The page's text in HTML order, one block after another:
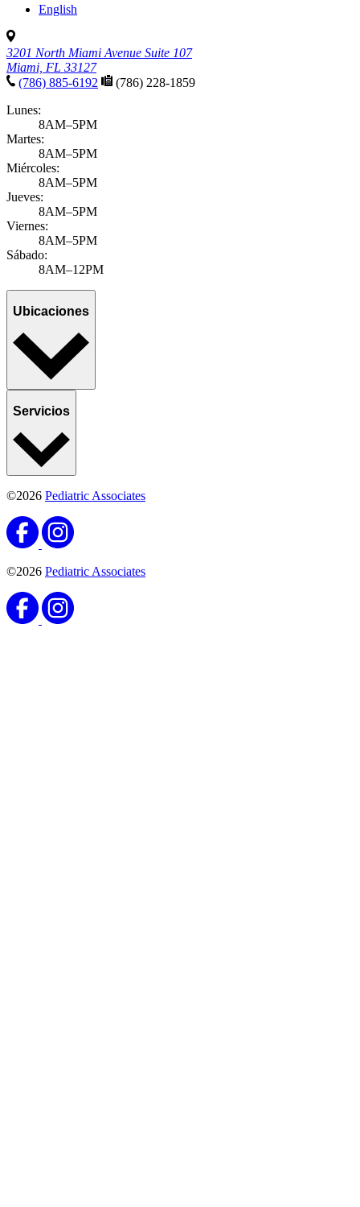
English
3201 North Miami Avenue Suite 107
Miami, FL 33127
(786) 885-6192
(786) 228-1859
Lunes:
8AM–5PM
Martes:
8AM–5PM
Miércoles:
8AM–5PM
Jueves:
8AM–5PM
Viernes:
8AM–5PM
Sábado:
8AM–12PM
Ubicaciones
Servicios
©2026 Pediatric Associates
©2026 Pediatric Associates